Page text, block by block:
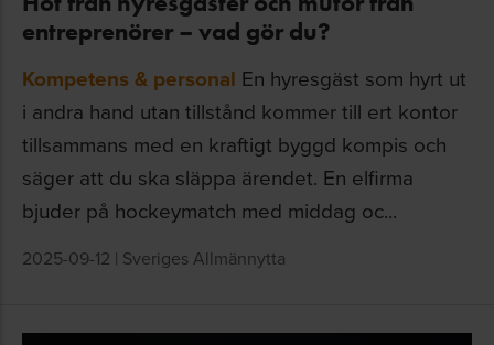
entreprenörer – vad gör du?
Kompetens & personal En hyresgäst som hyrt ut
i andra hand utan tillstånd kommer till ert kontor
tillsammans med en kraftigt byggd kompis och
säger att du ska släppa ärendet. En elfirma
bjuder på hockeymatch med middag oc...
2025-09-12 | Sveriges Allmännytta